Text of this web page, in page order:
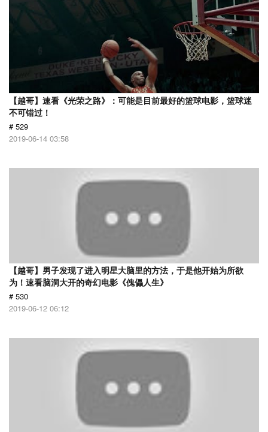
【越哥】速看《光荣之路》：可能是目前最好的篮球电影，篮球迷
不可错过！
# 529
2019-06-14 03:58
【越哥】男子发现了进入明星大脑里的方法，于是他开始为所欲
为！速看脑洞大开的奇幻电影《傀儡人生》
# 530
2019-06-12 06:12